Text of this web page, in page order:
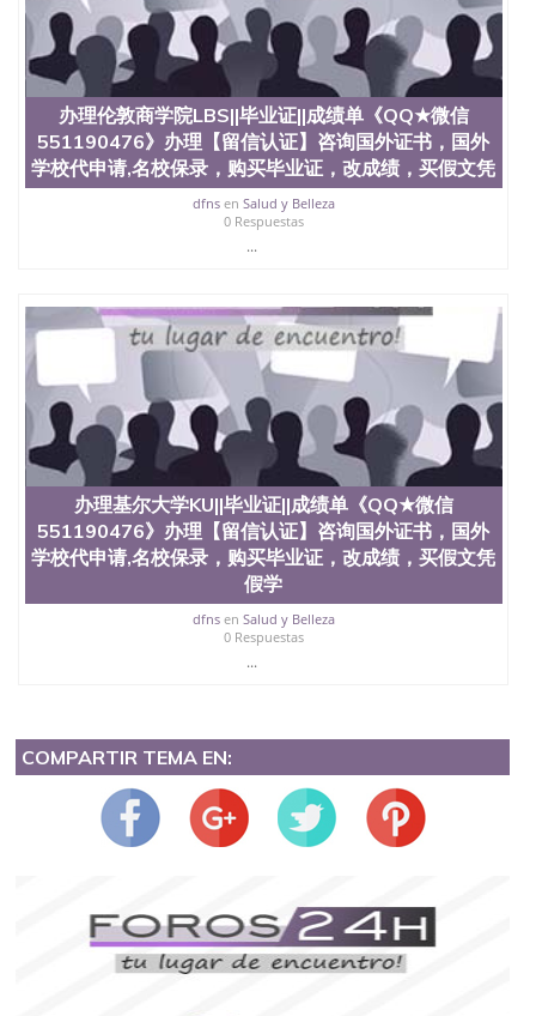
办理伦敦商学院LBS||毕业证||成绩单《QQ★微信
551190476》办理【留信认证】咨询国外证书，国外
学校代申请,名校保录，购买毕业证，改成绩，买假文凭
dfnsen Salud y Belleza
0 Respuestas
...
办理基尔大学KU||毕业证||成绩单《QQ★微信
551190476》办理【留信认证】咨询国外证书，国外
学校代申请,名校保录，购买毕业证，改成绩，买假文凭
假学
dfnsen Salud y Belleza
0 Respuestas
...
COMPARTIR TEMA EN: